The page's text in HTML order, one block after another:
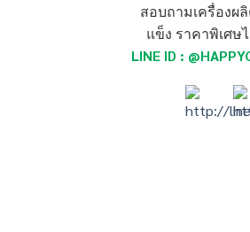
สอบถามเครื่องผ
แข็ง ราคาพิเศษ
LINE ID :